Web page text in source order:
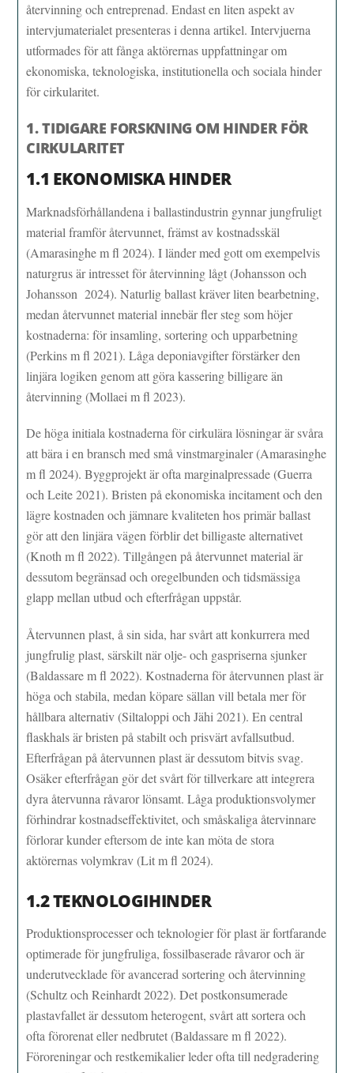
återvinning och entreprenad. Endast en liten aspekt av
intervjumaterialet presenteras i denna artikel. Intervjuerna
utformades för att fånga aktörernas uppfattningar om
ekonomiska, teknologiska, institutionella och sociala hinder
för cirkularitet.
1. TIDIGARE FORSKNING OM HINDER FÖR
CIRKULARITET
1.1 EKONOMISKA HINDER
Marknadsförhållandena i ballastindustrin gynnar jungfruligt
material framför återvunnet, främst av kostnadsskäl
(Amarasinghe m fl 2024). I länder med gott om exempelvis
naturgrus är intresset för återvinning lågt (Johansson och
Johansson 2024). Naturlig ballast kräver liten bearbetning,
medan återvunnet material innebär fler steg som höjer
kostnaderna: för insamling, sortering och upparbetning
(Perkins m fl 2021). Låga deponiavgifter förstärker den
linjära logiken genom att göra kassering billigare än
återvinning (Mollaei m fl 2023).
De höga initiala kostnaderna för cirkulära lösningar är svåra
att bära i en bransch med små vinstmarginaler (Amarasinghe
m fl 2024). Byggprojekt är ofta marginalpressade (Guerra
och Leite 2021). Bristen på ekonomiska incitament och den
lägre kostnaden och jämnare kvaliteten hos primär ballast
gör att den linjära vägen förblir det billigaste alternativet
(Knoth m fl 2022). Tillgången på återvunnet material är
dessutom begränsad och oregelbunden och tidsmässiga
glapp mellan utbud och efterfrågan uppstår.
Återvunnen plast, å sin sida, har svårt att konkurrera med
jungfrulig plast, särskilt när olje- och gaspriserna sjunker
(Baldassare m fl 2022). Kostnaderna för återvunnen plast är
höga och stabila, medan köpare sällan vill betala mer för
hållbara alternativ (Siltaloppi och Jähi 2021). En central
flaskhals är bristen på stabilt och prisvärt avfallsutbud.
Efterfrågan på återvunnen plast är dessutom bitvis svag.
Osäker efterfrågan gör det svårt för tillverkare att integrera
dyra återvunna råvaror lönsamt. Låga produktionsvolymer
förhindrar kostnadseffektivitet, och småskaliga återvinnare
förlorar kunder eftersom de inte kan möta de stora
aktörernas volymkrav (Lit m fl 2024).
1.2 TEKNOLOGIHINDER
Produktionsprocesser och teknologier för plast är fortfarande
optimerade för jungfruliga, fossilbaserade råvaror och är
underutvecklade för avancerad sortering och återvinning
(Schultz och Reinhardt 2022). Det postkonsumerade
plastavfallet är dessutom heterogent, svårt att sortera och
ofta förorenat eller nedbrutet (Baldassare m fl 2022).
Föroreningar och restkemikalier leder ofta till nedgradering